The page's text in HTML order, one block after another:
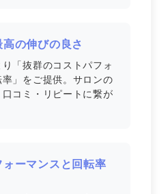
の伸びの良さ
「抜群のコストパフォ
」をご提供。サロンの
コミ・リピートに繋が
ーマンスと回転率